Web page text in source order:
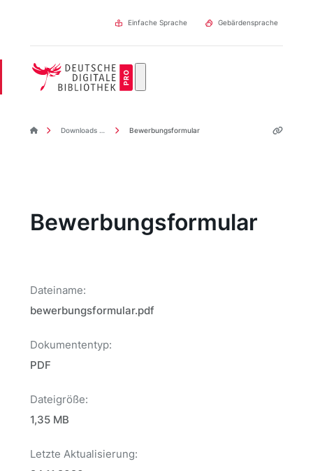
Einfache Sprache Gebärdensprache
DDBpro Startseite
Downloads & Links Bewerbungsformular
Bewerbungsformular
Dateiname:
bewerbungsformular.pdf
Dokumententyp:
PDF
Dateigröße:
1,35 MB
Letzte Aktualisierung: